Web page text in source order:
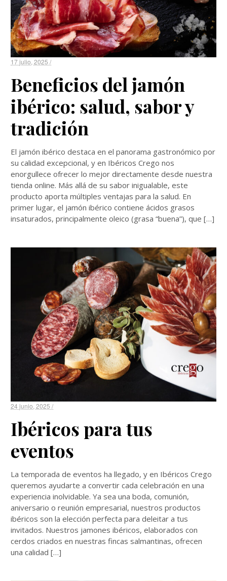
17 julio, 2025 /
Beneficios del jamón
ibérico: salud, sabor y
tradición
El jamón ibérico destaca en el panorama gastronómico por
su calidad excepcional, y en Ibéricos Crego nos
enorgullece ofrecer lo mejor directamente desde nuestra
tienda online. Más allá de su sabor inigualable, este
producto aporta múltiples ventajas para la salud. En
primer lugar, el jamón ibérico contiene ácidos grasos
insaturados, principalmente oleico (grasa “buena”), que […]
24 junio, 2025 /
Ibéricos para tus
eventos
La temporada de eventos ha llegado, y en Ibéricos Crego
queremos ayudarte a convertir cada celebración en una
experiencia inolvidable. Ya sea una boda, comunión,
aniversario o reunión empresarial, nuestros productos
ibéricos son la elección perfecta para deleitar a tus
invitados. Nuestros jamones ibéricos, elaborados con
cerdos criados en nuestras fincas salmantinas, ofrecen
una calidad […]